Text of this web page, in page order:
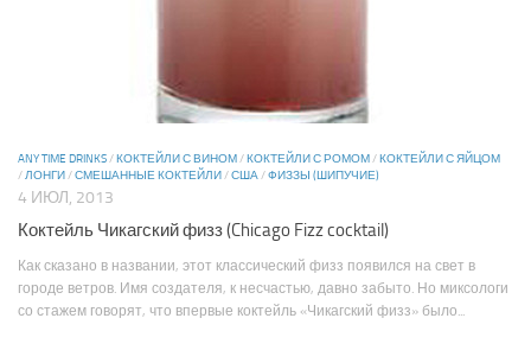
ANY TIME DRINKS/КОКТЕЙЛИ С ВИНОМ/КОКТЕЙЛИ С РОМОМ/КОКТЕЙЛИ С ЯЙЦОМ
/ЛОНГИ/СМЕШАННЫЕ КОКТЕЙЛИ/США/ФИЗЗЫ (ШИПУЧИЕ)
4 ИЮЛ, 2013
Коктейль Чикагский физз (Chicago Fizz cocktail)
Как сказано в названии, этот классический физз появился на свет в
городе ветров. Имя создателя, к несчастью, давно забыто. Но миксологи
со стажем говорят, что впервые коктейль «Чикагский физз» было...